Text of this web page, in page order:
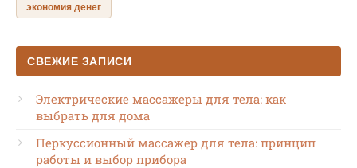
экономия денег
СВЕЖИЕ ЗАПИСИ
Электрические массажеры для тела: как
выбрать для дома
Перкуссионный массажер для тела: принцип
работы и выбор прибора